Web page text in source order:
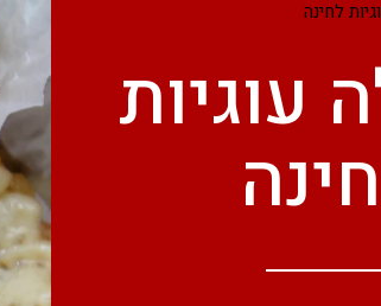
לחינה
עוגיות